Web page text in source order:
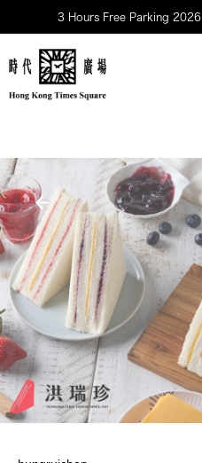
3 Hours Free Parking 2026